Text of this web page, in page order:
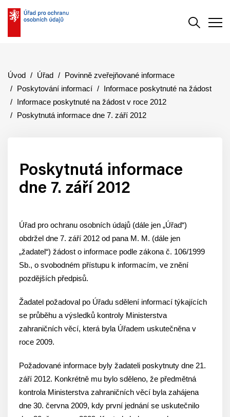
Úvod Úřad
Povinně zveřejňované informace
Poskytování informací
Informace poskytnuté na žádost
Informace poskytnuté na žádost v roce 2012
Poskytnutá informace dne 7. září 2012
Poskytnutá informace
dne 7. září 2012
Úřad pro ochranu osobních údajů (dále jen „Úřad“)
obdržel dne 7. září 2012 od pana M. M. (dále jen
„žadatel“) žádost o informace podle zákona č. 106/1999
Sb., o svobodném přístupu k informacím, ve znění
pozdějších předpisů.
Žadatel požadoval po Úřadu sdělení informací týkajících
se průběhu a výsledků kontroly Ministerstva
zahraničních věcí, která byla Úřadem uskutečněna v
roce 2009.
Požadované informace byly žadateli poskytnuty dne 21.
září 2012. Konkrétně mu bylo sděleno, že předmětná
kontrola Ministerstva zahraničních věcí byla zahájena
dne 30. června 2009, kdy první jednání se uskutečnilo